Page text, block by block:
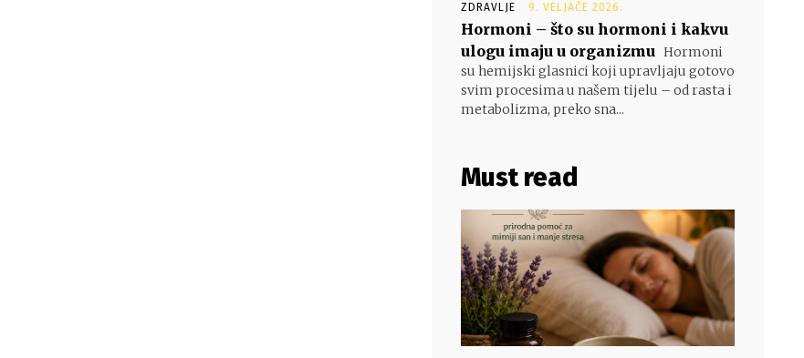
ZDRAVLJE 9. VELJAČE 2026.
Hormoni – što su hormoni i kakvu
ulogu imaju u organizmu Hormoni
su hemijski glasnici koji upravljaju gotovo
svim procesima u našem tijelu – od rasta i
metabolizma, preko sna...
Must read